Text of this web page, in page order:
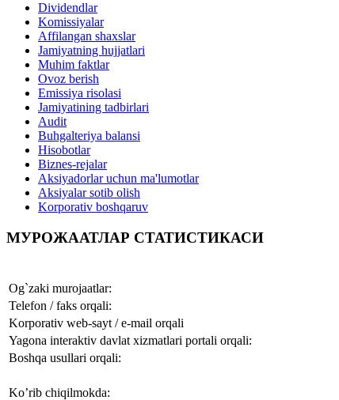
Dividendlar
Komissiyalar
Affilangan shaxslar
Jamiyatning hujjatlari
Muhim faktlar
Ovoz berish
Emissiya risolasi
Jamiyatining tadbirlari
Audit
Buhgalteriya balansi
Hisobotlar
Biznes-rejalar
Aksiyadorlar uchun ma'lumotlar
Aksiyalar sotib olish
Korporativ boshqaruv
МУРОЖААТЛАР СТАТИСТИКАСИ
Og`zaki murojaatlar:
Telefon / faks orqali:
Korporativ web-sayt / e-mail orqali
Yagona interaktiv davlat xizmatlari portali orqali:
Boshqa usullari orqali:
Ko’rib chiqilmokda: